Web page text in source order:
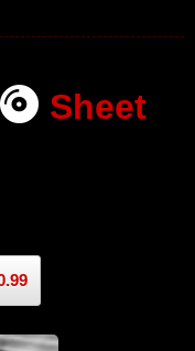
Sheet